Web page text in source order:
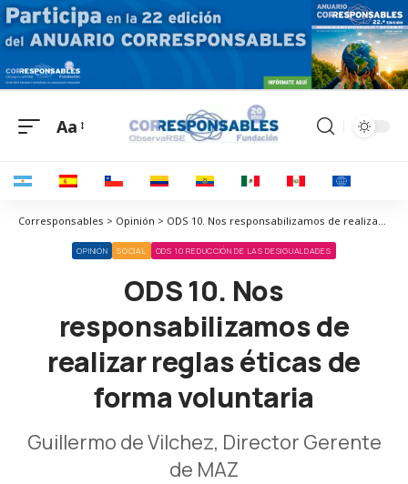
Aa
Corresponsables > Opinión > ODS 10. Nos responsabilizamos de realizar reglas éticas de forma voluntaria
OPINIÓN SOCIAL ODS 10 REDUCCIÓN DE LAS DESIGUALDADES
ODS 10. Nos
responsabilizamos de
realizar reglas éticas de
forma voluntaria
Guillermo de Vilchez, Director Gerente
de MAZ